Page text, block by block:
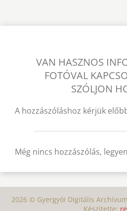
VAN HASZNOS
FOTÓVAL
SZÓLJON
A hozzászóláshoz kérjük
Még nincs hozzászólás,
2026 © Gyergyói Digitális
Készítette: